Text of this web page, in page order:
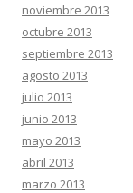
noviembre 2013
octubre 2013
septiembre 2013
agosto 2013
julio 2013
junio 2013
mayo 2013
abril 2013
marzo 2013